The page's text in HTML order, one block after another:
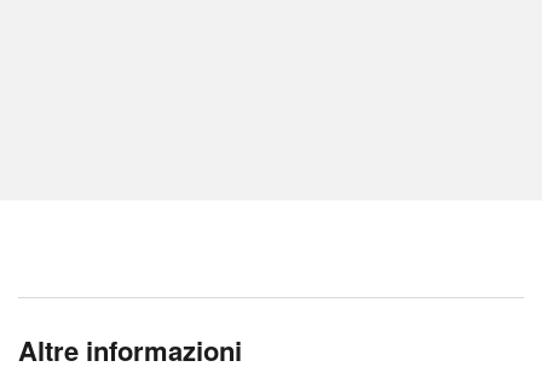
Altre informazioni